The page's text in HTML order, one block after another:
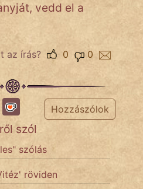
vedd el a
az írás? 0
0
Hozzászólok
szól
szólás
röviden